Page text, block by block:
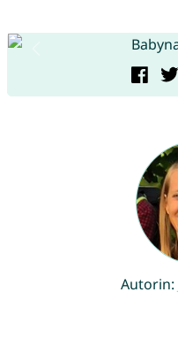
Autorin: